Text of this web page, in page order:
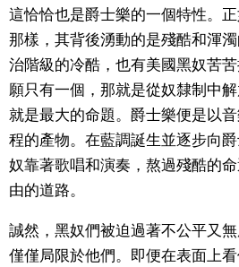
醫療健康
語言
東京
編輯部通知
這恰恰也是爵士樂的一個特性。
那樣，其背後湧動的是殘酷和渾
治階級的冷酷，也有美國黑奴苦
願只有一個，那就是從奴隸制中解
就是最大的命題。爵士樂便是以
程的產物。在藍調誕生並逐步向
奴靠著歌唱和演奏，熬過殘酷的
由的道路。
誠然，黑奴們被迫過著不公平又
僅僅局限於他們。即便在表面上